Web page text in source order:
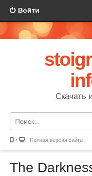
Войти
Скачать
Полная версия сайта
The